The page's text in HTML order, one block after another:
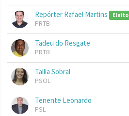
Repórter Rafael Martins Eleito
PRTB
Tadeu do Resgate
PRTB
Tallia Sobral
PSOL
Tenente Leonardo
PSL